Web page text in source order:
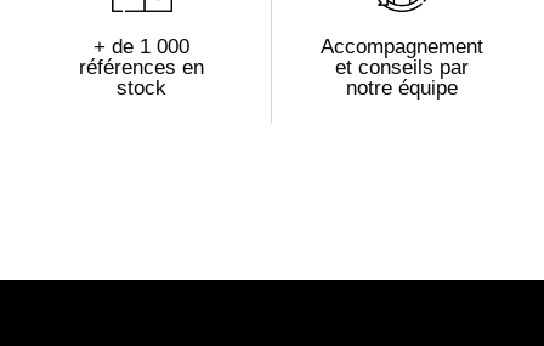
+ de 1 000
références en
stock
Accompagnement
et conseils par
notre équipe